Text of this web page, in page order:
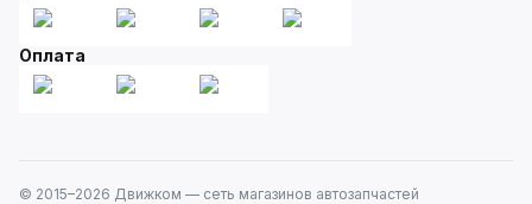
Оплата
© 2015–2026 Движком — сеть магазинов автозапчастей